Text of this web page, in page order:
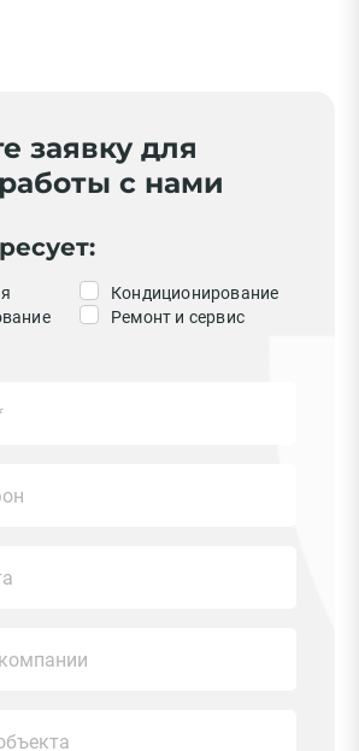
заявку для
с нами
Кондиционирование
Ремонт и сервис